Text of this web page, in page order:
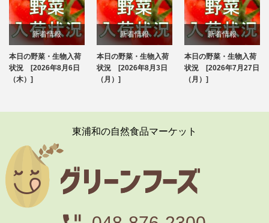
新着情報
ブログ
本日の野菜・生物入荷
状況 [2026年8月6日
（木）]
新着情報
ブログ
本日の野菜・生物入荷
状況 [2026年8月3日
（月）]
新着情報
ブログ
本日の野菜・生物入荷
状況 [2026年7月27日
（月）]
東浦和の自然食品マーケット